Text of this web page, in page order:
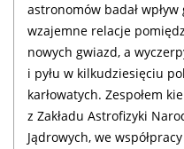
astronomów badał
wzajemne relacje
nowych gwiazd, a
i pyłu w kilkudziesięciu
karłowatych. Zespołem
z Zakładu Astrofizyki
Jądrowych, we